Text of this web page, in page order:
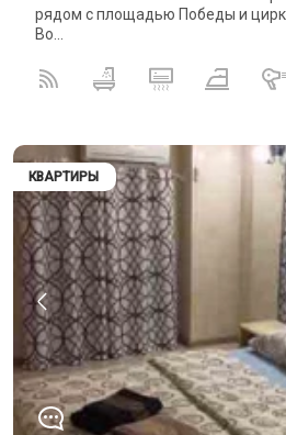
рядом с площадью Победы и
Во...
КВАРТИРЫ